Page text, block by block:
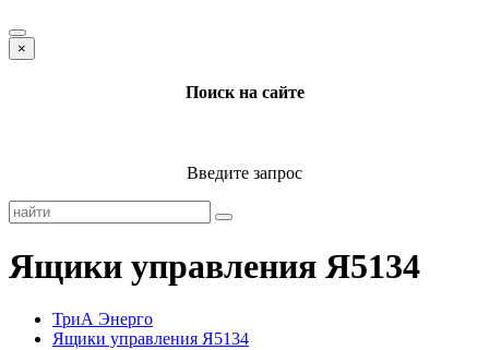
×
Поиск на сайте
Введите запрос
Ящики управления Я5134
ТриА Энерго
Ящики управления Я5134